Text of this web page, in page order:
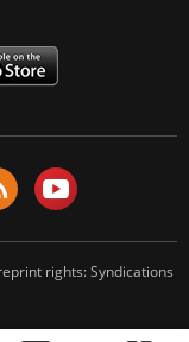
rights:Syndications